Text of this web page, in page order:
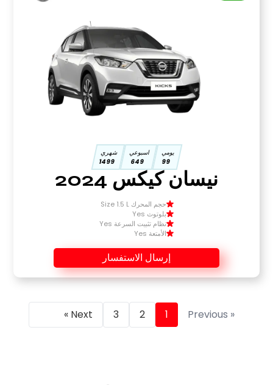
يومي
99
اسبوعي
649
شهري
1499
نيسان كيكس 2024
حجم المحرك Size 1.5 L
بلوتوث Yes
نظام تثبيت السرعة Yes
الأمتعة Yes
إرسال الاستفسار
« Previous
1
2
3
Next »